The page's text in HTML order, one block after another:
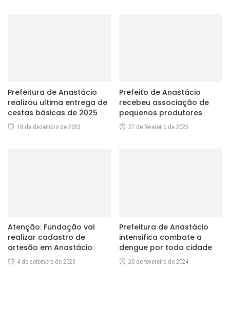
Prefeitura de Anastácio
realizou ultima entrega de
cestas básicas de 2025
18 de dezembro de 2025
Prefeito de Anastácio
recebeu associação de
pequenos produtores
27 de fevereiro de 2025
Atenção: Fundação vai
realizar cadastro de
artesão em Anastácio
4 de setembro de 2023
Prefeitura de Anastácio
intensifica combate a
dengue por toda cidade
20 de fevereiro de 2024